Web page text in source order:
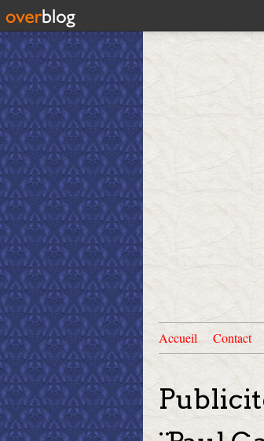
Accueil Contact